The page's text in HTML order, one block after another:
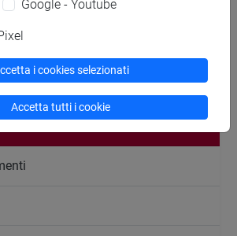
Google - Youtube
i cookies selezionati
Accetta tutti i cookie